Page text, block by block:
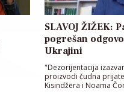
SLAVOJ ŽIŽEK:
pogrešan
Ukrajini
"Dezorijentacija
proizvodi čudna
Kisindžera i Noama